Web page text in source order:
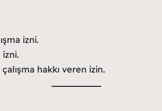
izni.
izni.
hakkı veren izin.